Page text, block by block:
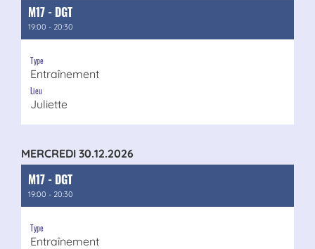
M17 - DGT
19:00 - 20:30
Type
Entraînement
Lieu
Juliette
MERCREDI 30.12.2026
M17 - DGT
19:00 - 20:30
Type
Entraînement